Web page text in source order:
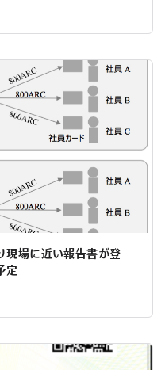
現場に近い報告書が登
定